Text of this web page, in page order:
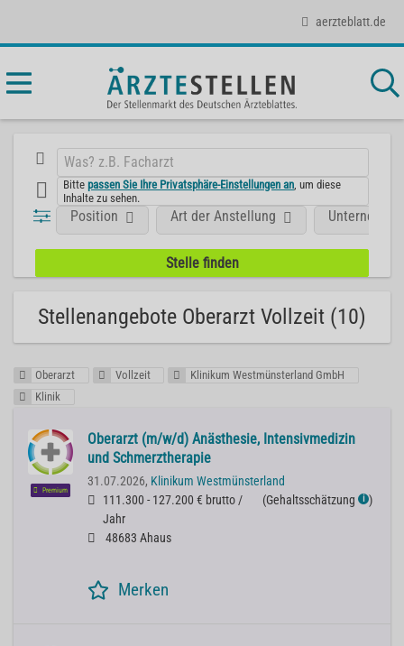
aerzteblatt.de
Bittepassen Sie Ihre Privatsphäre-Einstellungen an , um diese
Inhalte zu sehen.
Position Art der Anstellung
Stellenangebote Oberarzt Vollzeit (10)
Oberarzt Vollzeit
Klinikum Westmünsterland GmbH
Klinik
Premium
Oberarzt (m/w/d) Anästhesie, Intensivmedizin
und Schmerztherapie
31.07.2026, Klinikum Westmünsterland
111.300 - 127.200 € brutto /
Jahr
(Gehaltsschätzung ℹ )
48683 Ahaus
Merken